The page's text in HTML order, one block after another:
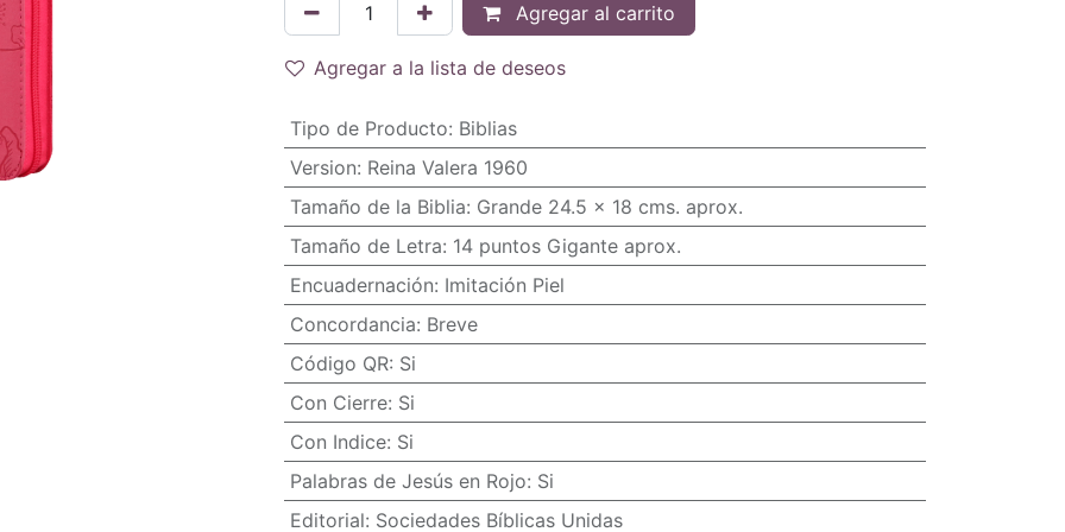
Agregar al carrito
Agregar a la lista de deseos
Tipo de Producto: Biblias
Version: Reina Valera 1960
Tamaño de la Biblia: Grande 24.5 x 18 cms. aprox.
Tamaño de Letra: 14 puntos Gigante aprox.
Encuadernación: Imitación Piel
Concordancia: Breve
Código QR: Si
Con Cierre: Si
Con Indice: Si
Palabras de Jesús en Rojo: Si
Editorial: Sociedades Bíblicas Unidas